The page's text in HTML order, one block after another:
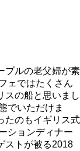
ブルの老父婦が素
ェではたくさん
スの船と思いまし
でいただけま
たのもイギリス式
ションディナー
ストが被る2018